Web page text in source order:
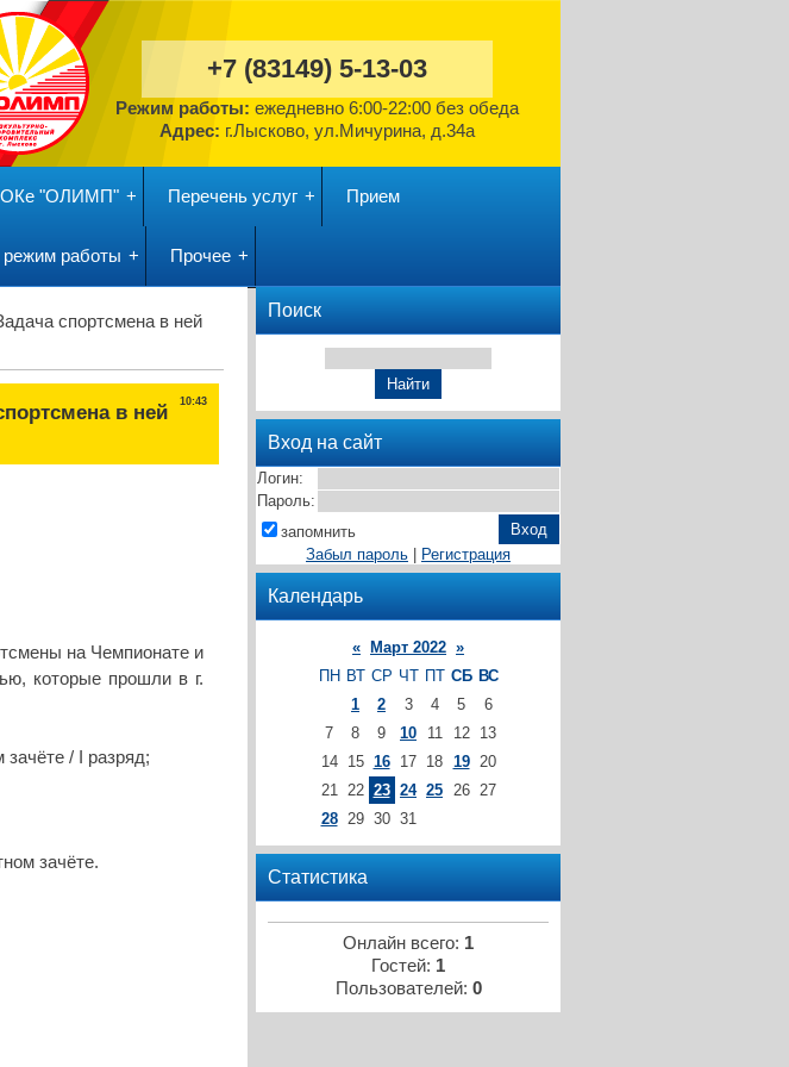
+7 (83149)5-13-03
Режим работы:ежедневно6:00-22:00 без обеда
Адрес: г.Лысково,ул.Мичурина, д.34а
"ОЛИМП" Перечень услуг Прием
режим работы Прочее
спортсмена в ней
10:43
в ней
на Чемпионате и
которые прошли в г.
/ I разряд;
зачёте.
Поиск
Вход на сайт
Логин:
Пароль:
запомнить
Забыл пароль
Регистрация
Календарь
« Март 2022 »
ПН ВТ СР ЧТ ПТ СБ ВС
1
2 3 4 5
6
7
8 9 10 11 12
13
14
15 16 17 18 19 20
21 22 23 24 25 26 27
28 29 30 31
Статистика
Онлайн всего: 1
Гостей: 1
Пользователей: 0